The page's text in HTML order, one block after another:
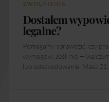
ZWOLNIENIA
Dostałem
legalne?
Pomagamy sprawdzić, czy
wymogów. Jeśli nie —
lub odszkodowanie. Masz 21